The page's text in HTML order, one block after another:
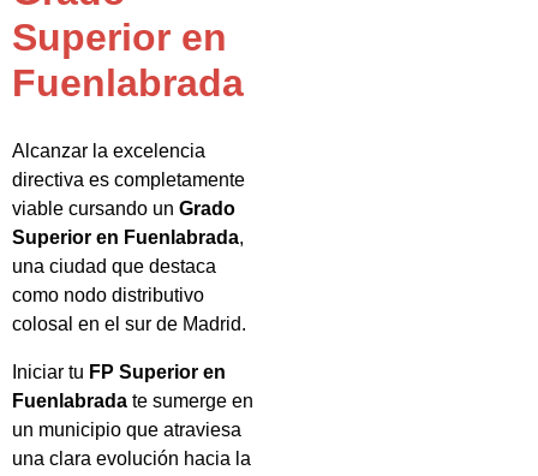
Superior en
Fuenlabrada
Alcanzar la excelencia
directiva es completamente
viable cursando un Grado
Superior en Fuenlabrada,
una ciudad que destaca
como nodo distributivo
colosal en el sur de Madrid.
Iniciar tu FP Superior en
Fuenlabrada te sumerge en
un municipio que atraviesa
una clara evolución hacia la